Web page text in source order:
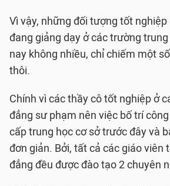
Vì vậy, những đối tượng tốt
đang giảng dạy ở các trường
nay không nhiều, chỉ chiếm một
thôi.
Chính vì các thầy cô tốt nghiệp ở
đẳng sư phạm nên việc bố trí
cấp trung học cơ sở trước đây và
đơn giản. Bởi, tất cả các giáo viên
đẳng đều được đào tạo 2 chuyên